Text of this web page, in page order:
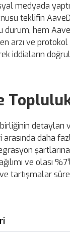
medyada
teklifin
durum, hem
arzı ve
iddiaların
arasında daha
ve olası
tartışmalar